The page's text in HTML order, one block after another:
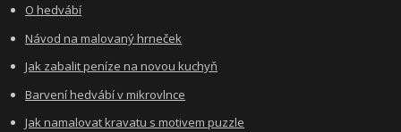
O hedvábí
Návod na malovaný hrneček
Jak zabalit peníze na novou kuchyň
Barvení hedvábí v mikrovlnce
Jak namalovat kravatu s motivem puzzle